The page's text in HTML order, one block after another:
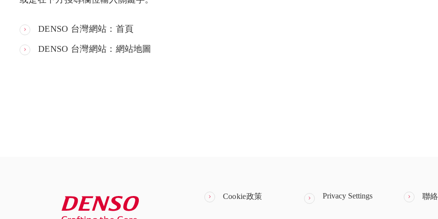
DENSO 台灣網站：首頁
DENSO 台灣網站：網站地圖
Cookie政策 Privacy Settings 聯